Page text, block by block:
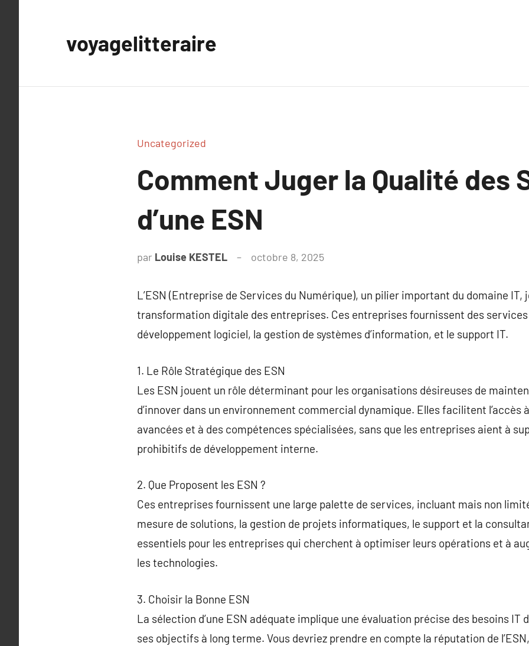
voyagelitteraire
Uncategorized
Comment Juger la Qualité des
d’une ESN
par Louise KESTEL octobre 8, 2025
L’ESN (Entreprise de Services du Numérique), un pilier important du domaine IT,
transformation digitale des entreprises. Ces entreprises fournissent des
développement logiciel, la gestion de systèmes d’information, et le support IT.
1. Le Rôle Stratégique des ESN
Les ESN jouent un rôle déterminant pour les organisations désireuses de
d’innover dans un environnement commercial dynamique. Elles facilitent l’accès
avancées et à des compétences spécialisées, sans que les entreprises aient à
prohibitifs de développement interne.
2. Que Proposent les ESN ?
Ces entreprises fournissent une large palette de services, incluant mais non
mesure de solutions, la gestion de projets informatiques, le support et la
essentiels pour les entreprises qui cherchent à optimiser leurs opérations et à
les technologies.
3. Choisir la Bonne ESN
La sélection d’une ESN adéquate implique une évaluation précise des besoins IT
ses objectifs à long terme. Vous devriez prendre en compte la réputation de